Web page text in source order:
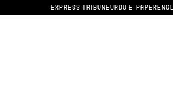
EXPRESS TRIBUNEURDU E-PAPER